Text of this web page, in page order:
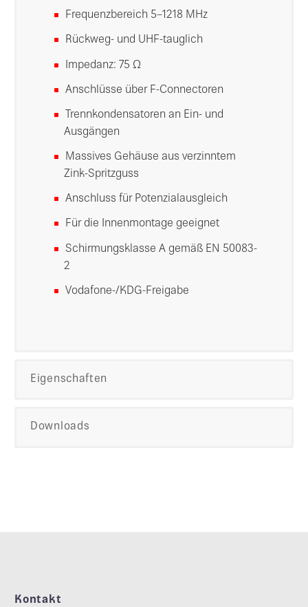
Frequenzbereich 5–1218 MHz
Rückweg- und UHF-tauglich
Impedanz: 75 Ω
Anschlüsse über F-Connectoren
Trennkondensatoren an Ein- und
Ausgängen
Massives Gehäuse aus verzinntem
Zink-Spritzguss
Anschluss für Potenzialausgleich
Für die Innenmontage geeignet
Schirmungsklasse A gemäß EN 50083-
2
Vodafone-/KDG-Freigabe
Eigenschaften
Downloads
Kontakt